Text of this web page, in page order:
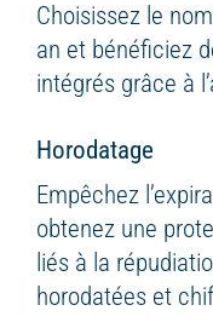
Choisissez le
an et bénéficiez
intégrés grâce à
Horodatage
Empêchez
obtenez une
liés à la
horodatées et